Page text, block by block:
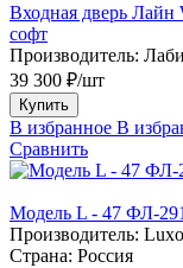
Входная дверь
софт
Производитель:
39 300 ₽/шт
Купить
В избранное В
Сравнить
Модель L - 47 ФЛ-
Производитель:
Страна: Россия